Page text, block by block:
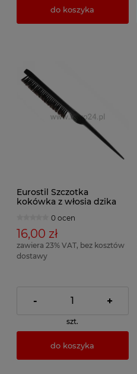
do koszyka
Eurostil Szczotka
kokówka z włosia dzika
0 ocen
16,00 zł
zawiera 23% VAT, bez kosztów
dostawy
- +
szt.
do koszyka